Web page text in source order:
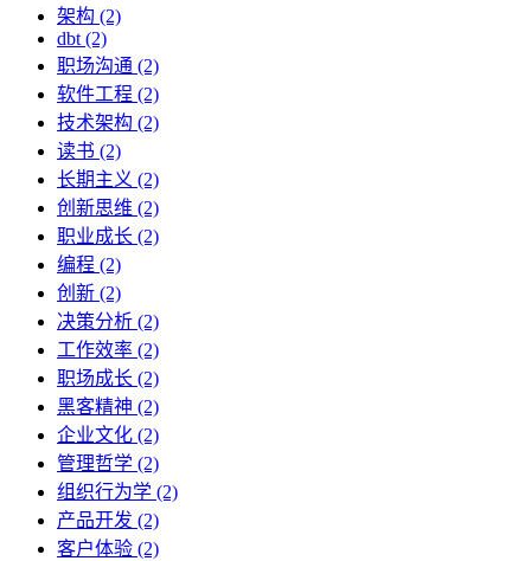
架构 (2)
dbt (2)
职场沟通 (2)
软件工程 (2)
技术架构 (2)
读书 (2)
长期主义 (2)
创新思维 (2)
职业成长 (2)
编程 (2)
创新 (2)
决策分析 (2)
工作效率 (2)
职场成长 (2)
黑客精神 (2)
企业文化 (2)
管理哲学 (2)
组织行为学 (2)
产品开发 (2)
客户体验 (2)